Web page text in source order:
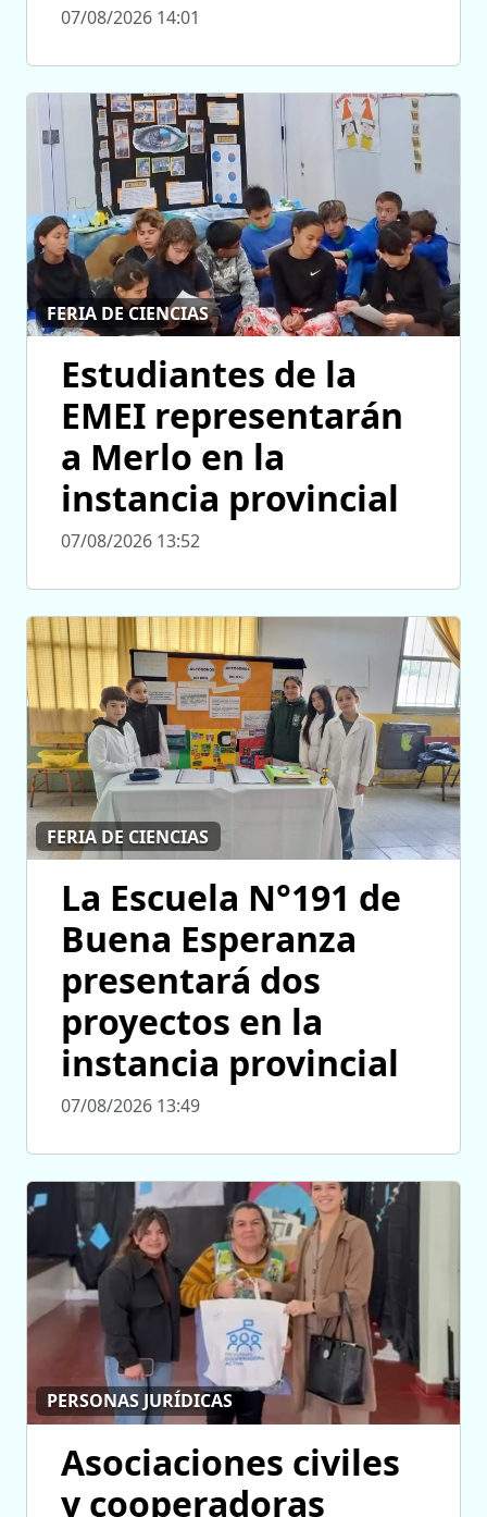
07/08/2026 14:01
FERIA DE CIENCIAS
Estudiantes de la
EMEI representarán
a Merlo en la
instancia provincial
07/08/2026 13:52
FERIA DE CIENCIAS
La Escuela N°191 de
Buena Esperanza
presentará dos
proyectos en la
instancia provincial
07/08/2026 13:49
PERSONAS JURÍDICAS
Asociaciones civiles
y cooperadoras